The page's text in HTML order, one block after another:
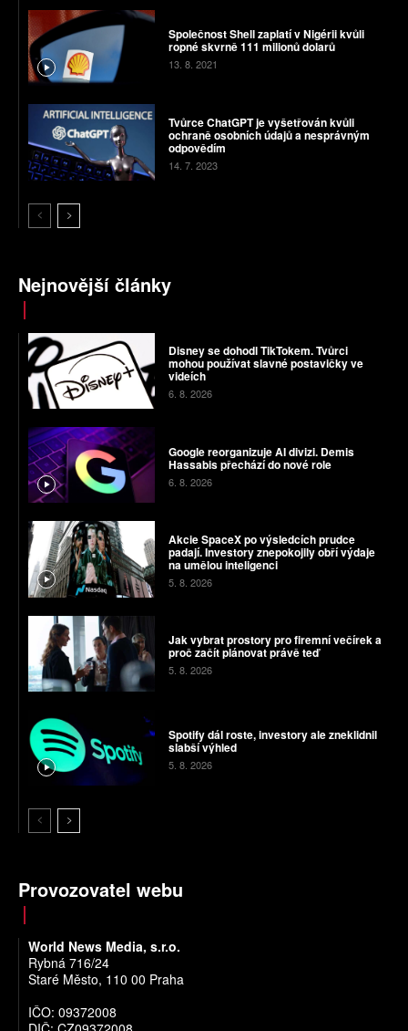
Společnost Shell zaplatí v Nigérii kvůli
ropné skvrně 111 milionů dolarů
13. 8. 2021
Tvůrce ChatGPT je vyšetřován kvůli
ochraně osobních údajů a nesprávným
odpovědím
14. 7. 2023
Nejnovější články
Disney se dohodl TikTokem. Tvůrci
mohou používat slavné postavičky ve
videích
6. 8. 2026
Google reorganizuje AI divizi. Demis
Hassabis přechází do nové role
6. 8. 2026
Akcie SpaceX po výsledcích prudce
padají. Investory znepokojily obří výdaje
na umělou inteligenci
5. 8. 2026
Jak vybrat prostory pro firemní večírek a
proč začít plánovat právě teď
5. 8. 2026
Spotify dál roste, investory ale zneklidnil
slabší výhled
5. 8. 2026
Provozovatel webu
World News Media, s.r.o.
Rybná 716/24
Staré Město, 110 00 Praha
IČO: 09372008